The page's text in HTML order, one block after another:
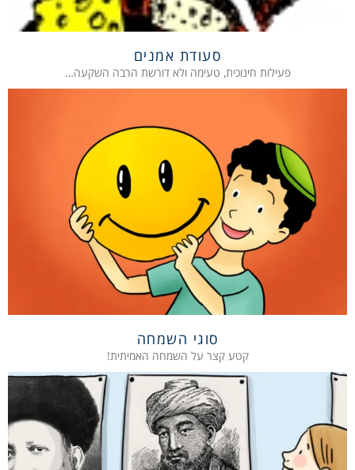
סעודת אמנים
פעילות חינוכית, טעימה ולא דורשת הרבה השקעה…
סוגי השמחה
קטע קצר על השמחה האמיתית!